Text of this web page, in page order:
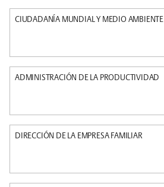
CIUDADANÍA MUNDIAL Y MEDIO AMBIENTE
ADMINISTRACIÓN DE LA PRODUCTIVIDAD
DIRECCIÓN DE LA EMPRESA FAMILIAR